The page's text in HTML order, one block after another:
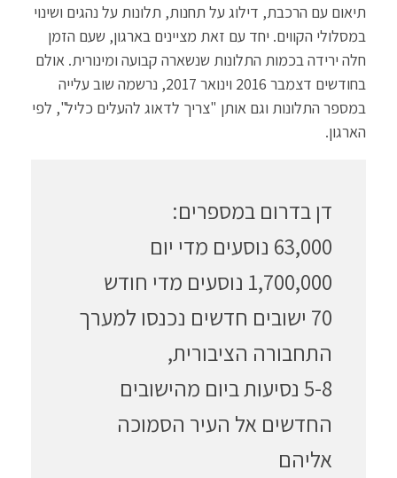
תיאום עם הרכבת, דילוג על תחנות, תלונות על נהגים ושינוי
במסלולי הקווים. יחד עם זאת מציינים בארגון, שעם הזמן
חלה ירידה בכמות התלונות שנשארה קבועה ומינורית. אולם
בחודשים דצמבר 2016 וינואר 2017, נרשמה שוב עלייה
במספר התלונות וגם אותן "צריך לדאוג להעלים כליל", לפי
הארגון.
דן בדרום במספרים:
63,000 נוסעים מדי יום
1,700,000 נוסעים מדי חודש
70 ישובים חדשים נכנסו למערך
התחבורה הציבורית,
5-8 נסיעות ביום מהישובים
החדשים אל העיר הסמוכה
אליהם